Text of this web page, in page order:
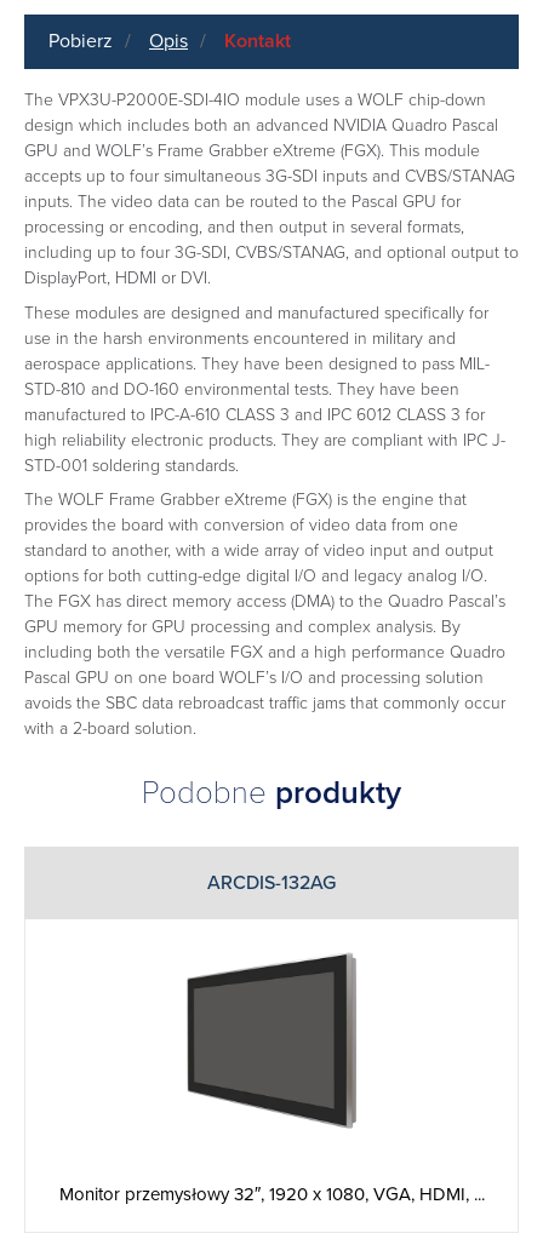
Pobierz Opis Kontakt
The VPX3U-P2000E-SDI-4IO module uses a WOLF chip-down
design which includes both an advanced NVIDIA Quadro Pascal
GPU and WOLF’s Frame Grabber eXtreme (FGX). This module
accepts up to four simultaneous 3G-SDI inputs and CVBS/STANAG
inputs. The video data can be routed to the Pascal GPU for
processing or encoding, and then output in several formats,
including up to four 3G-SDI, CVBS/STANAG, and optional output to
DisplayPort, HDMI or DVI.
These modules are designed and manufactured specifically for
use in the harsh environments encountered in military and
aerospace applications. They have been designed to pass MIL-
STD-810 and DO-160 environmental tests. They have been
manufactured to IPC-A-610 CLASS 3 and IPC 6012 CLASS 3 for
high reliability electronic products. They are compliant with IPC J-
STD-001 soldering standards.
The WOLF Frame Grabber eXtreme (FGX) is the engine that
provides the board with conversion of video data from one
standard to another, with a wide array of video input and output
options for both cutting-edge digital I/O and legacy analog I/O.
The FGX has direct memory access (DMA) to the Quadro Pascal’s
GPU memory for GPU processing and complex analysis. By
including both the versatile FGX and a high performance Quadro
Pascal GPU on one board WOLF’s I/O and processing solution
avoids the SBC data rebroadcast traffic jams that commonly occur
with a 2-board solution.
Podobne produkty
ARCDIS-132AG
Monitor przemysłowy 32″, 1920 x 1080, VGA, HDMI, ...